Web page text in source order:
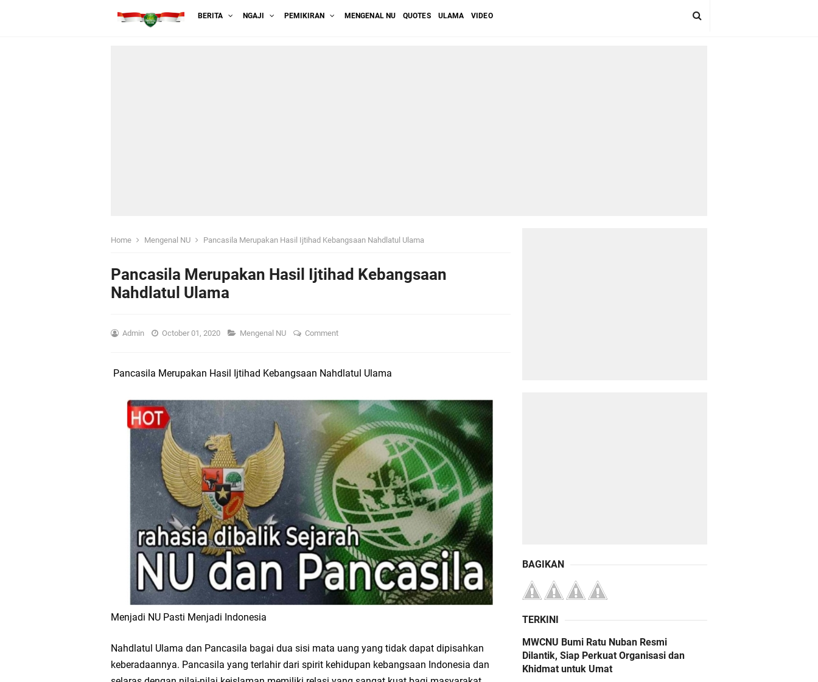
BERITA NGAJI PEMIKIRAN MENGENAL NU QUOTES ULAMA VIDEO
Home Mengenal NU Pancasila Merupakan Hasil Ijtihad Kebangsaan Nahdlatul Ulama
Pancasila Merupakan Hasil Ijtihad Kebangsaan
Nahdlatul Ulama
Admin October 01, 2020 Mengenal NU Comment
Pancasila Merupakan Hasil Ijtihad Kebangsaan Nahdlatul Ulama
Menjadi NU Pasti Menjadi Indonesia
Nahdlatul Ulama dan Pancasila bagai dua sisi mata uang yang tidak dapat dipisahkan
keberadaannya. Pancasila yang terlahir dari spirit kehidupan kebangsaan Indonesia dan
BAGIKAN
TERKINI
MWCNU Bumi Ratu Nuban Resmi
Dilantik, Siap Perkuat Organisasi dan
Khidmat untuk Umat